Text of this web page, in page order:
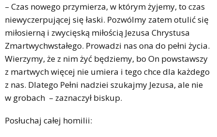
– Czas nowego przymierza, w którym żyjemy, to czas
niewyczerpującej się łaski. Pozwólmy zatem otulić się
miłosierną i zwycięską miłością Jezusa Chrystusa
Zmartwychwstałego. Prowadzi nas ona do pełni życia.
Wierzymy, że z nim żyć będziemy, bo On powstawszy
z martwych więcej nie umiera i tego chce dla każdego
z nas. Dlatego Pełni nadziei szukajmy Jezusa, ale nie
w grobach – zaznaczył biskup.
Posłuchaj całej homilii: